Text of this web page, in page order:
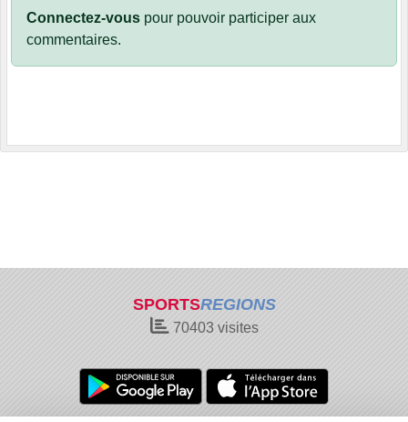
Connectez-vous pour pouvoir participer aux
commentaires.
SPORTSREGIONS
70403visites